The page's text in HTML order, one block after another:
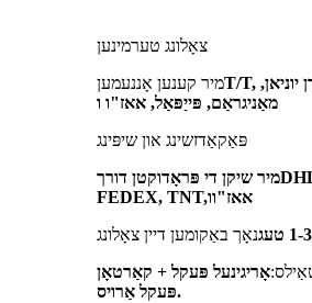
צאָלונג טערמינען
מיר קענען אָננעמעןT/T, וועסטערן יוניאן,
מאַניגראַם, פּייַפּאַל, אאז"ו ו
פּאַקאַדזשינג און שיפּינג
מיר שיקן די פּראָדוקטן דורך
FEDEX, TNT ,אאז"וו
1-3 טעג
אָריגינעל פּעקל + קאַרטאָן
פּעקל אַרויס.